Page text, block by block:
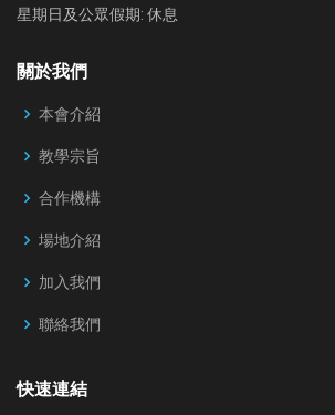
星期日及公眾假期: 休息
關於我們
本會介紹
教學宗旨
合作機構
場地介紹
加入我們
聯絡我們
快速連結